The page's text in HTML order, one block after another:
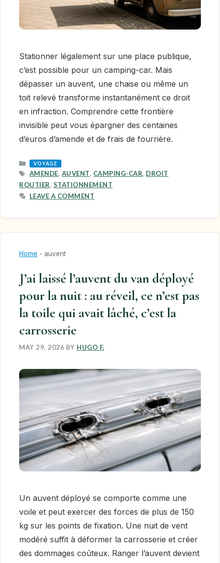
Stationner légalement sur une place publique,
c’est possible pour un camping-car. Mais
dépasser un auvent, une chaise ou même un
toit relevé transforme instantanément ce droit
en infraction. Comprendre cette frontière
invisible peut vous épargner des centaines
d’euros d’amende et de frais de fourrière.
CATEGORIES
VOYAGE
TAGS
AMENDE, AUVENT, CAMPING-CAR, DROIT
ROUTIER, STATIONNEMENT
LEAVE A COMMENT
Home - auvent
J’ai laissé l’auvent du van déployé
pour la nuit : au réveil, ce n’est pas
la toile qui avait lâché, c’est la
carrosserie
MAY 29, 2026 BY HUGO F.
Un auvent déployé se comporte comme une
voile et peut exercer des forces de plus de 150
kg sur les points de fixation. Une nuit de vent
modéré suffit à déformer la carrosserie et créer
des dommages coûteux. Ranger l’auvent devient